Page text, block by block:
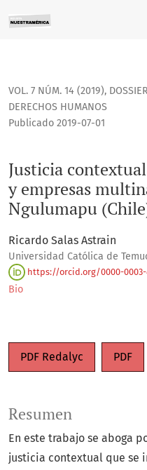
Justicia contextual,
VOL. 7 NÚM. 14 (2019),
DERECHOS HUMANOS
Justicia
y empresas
Ngulumapu
Publicado 2019-07-01
Ricardo Salas Astrain
Universidad Católica de
https://orcid.org/0000-0003-
Bio
PDF Redalyc PDF
Resumen
En este trabajo se aboga
justicia contextual que se